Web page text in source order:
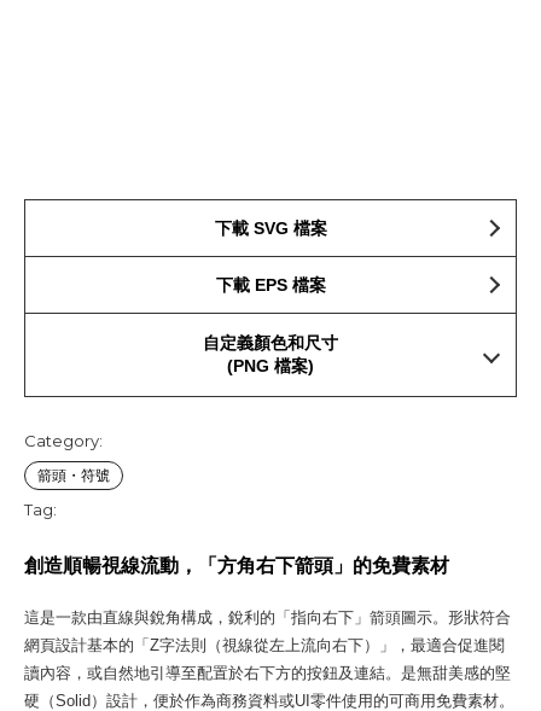
下載 SVG 檔案
下載 EPS 檔案
自定義顏色和尺寸
(PNG 檔案)
Category:
箭頭・符號
Tag:
創造順暢視線流動，「方角右下箭頭」的免費素材
這是一款由直線與銳角構成，銳利的「指向右下」箭頭圖示。形狀符合
網頁設計基本的「Z字法則（視線從左上流向右下）」，最適合促進閱
讀內容，或自然地引導至配置於右下方的按鈕及連結。是無甜美感的堅
硬（Solid）設計，便於作為商務資料或UI零件使用的可商用免費素材。